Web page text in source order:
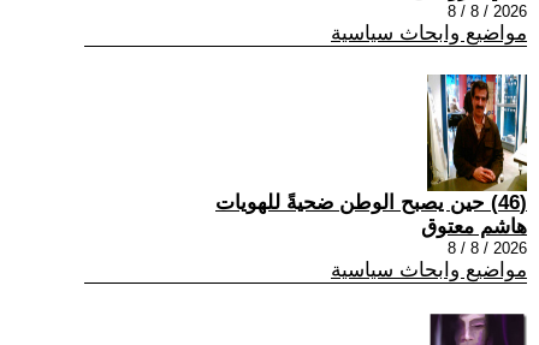
2026 / 8 / 8
مواضيع وابحاث سياسية
(46) حين يصبح الوطن ضحيةً للهويات
هاشم معتوق
2026 / 8 / 8
مواضيع وابحاث سياسية